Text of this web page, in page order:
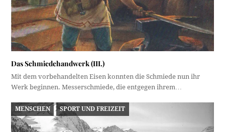
Das Schmiedehandwerk (III.)
Mit dem vorbehandelten Eisen konnten die Schmiede nun ihr
Werk beginnen. Messerschmiede, die entgegen ihrem…
MENSCHEN SPORT UND FREIZEIT